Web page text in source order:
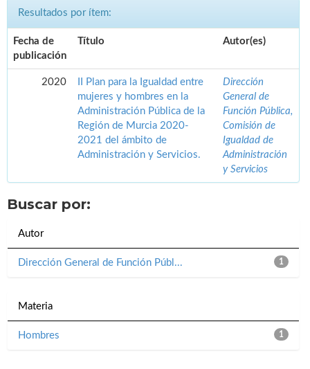
Resultados por ítem:
Fecha de
publicación
Título Autor(es)
2020
II Plan para la Igualdad entre
mujeres y hombres en la
Administración Pública de la
Región de Murcia 2020-
2021 del ámbito de
Administración y Servicios.
Dirección
General de
Función Pública,
Comisión de
Igualdad de
Administración
y Servicios
Buscar por:
Autor
1
Dirección General de Función Públ...
Materia
1
Hombres